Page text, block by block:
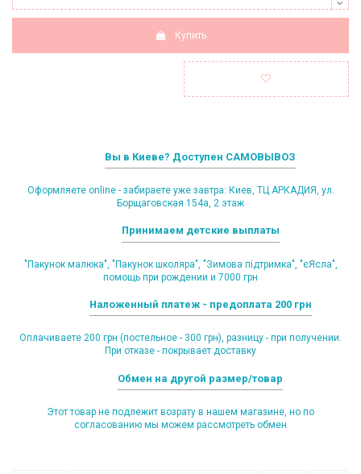
Купить
Вы в Киеве? Доступен САМОВЫВОЗ
Оформляете online - забираете уже завтра: Киев, ТЦ АРКАДИЯ, ул.
Борщаговская 154а, 2 этаж
Принимаем детские выплаты
"Пакунок малюка", "Пакунок школяра", "Зимова підтримка", "єЯсла",
помощь при рождении и 7000 грн
Наложенный платеж - предоплата 200 грн
Оплачиваете 200 грн (постельное - 300 грн), разницу - при получении.
При отказе - покрывает доставку
Обмен на другой размер/товар
Этот товар не подлежит возрату в нашем магазине, но по
согласованию мы можем рассмотреть обмен